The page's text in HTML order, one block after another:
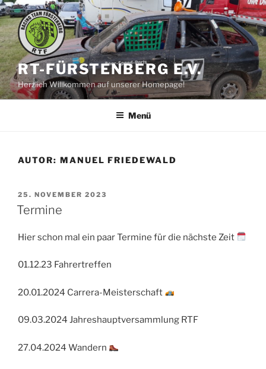
Zum
Inhalt
springen
RT-FÜRSTENBERG E.V.
Herzlich Willkommen auf unserer Homepage!
Menü
AUTOR: MANUEL FRIEDEWALD
VERÖFFENTLICHT
AM
25. NOVEMBER 2023
Termine
Hier schon mal ein paar Termine für die nächste Zeit
01.12.23 Fahrertreffen
20.01.2024 Carrera-Meisterschaft
09.03.2024 Jahreshauptversammlung RTF
27.04.2024 Wandern